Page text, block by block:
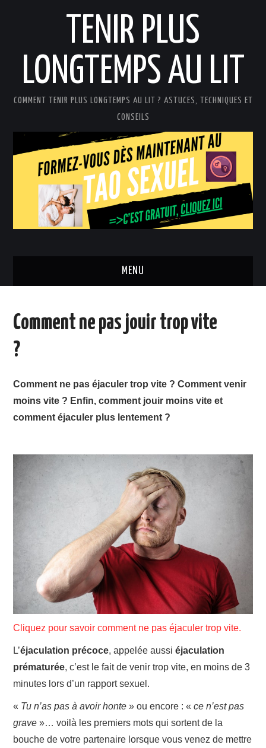
TENIR PLUS
LONGTEMPS AU LIT
COMMENT TENIR PLUS LONGTEMPS AU LIT ? ASTUCES, TECHNIQUES ET
CONSEILS
MENU
BONNE ÉRECTION ET DURER PLUS
Comment ne pas jouir trop vite
?
Comment ne pas éjaculer trop vite ? Comment venir
moins vite ? Enfin, comment jouir moins vite et
comment éjaculer plus lentement ?
Cliquez pour savoir comment ne pas éjaculer trop vite.
L’éjaculation précoce, appelée aussiéjaculation
prématurée, c’est le fait de venir trop vite, en moins de 3
minutes lors d’un rapport sexuel.
« Tu n’as pas à avoir honte » ou encore : «ce n’est pas
grave»… voilà les premiers mots qui sortent de la
bouche de votre partenaire lorsque vous venez de mettre